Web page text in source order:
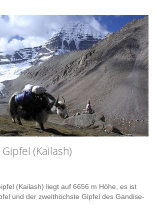
(Kailash)
(Kailash) liegt auf 6656 m Höhe, es ist
und der zweithöchste Gipfel des Gandise-